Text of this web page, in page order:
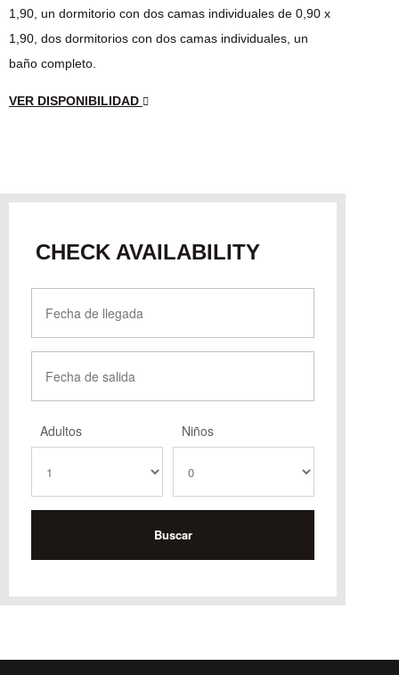
1,90, un dormitorio con dos camas individuales de 0,90 x
1,90, dos dormitorios con dos camas individuales, un
baño completo.
VER DISPONIBILIDAD
CHECK AVAILABILITY
Adultos Niños